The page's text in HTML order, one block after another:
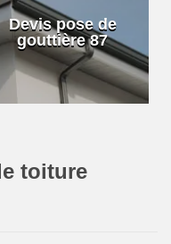
Devis pose de
gouttière 87
toiture